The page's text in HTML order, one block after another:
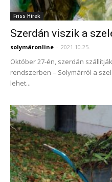
Friss Hírek
Szerdán viszik a
solymáronline - 2021.10.25.
Október 27-én, szerdán
rendszerben – Solymárról a
lehet...